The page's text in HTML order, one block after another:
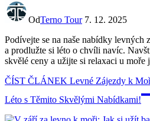
OdTerno Tour 7. 12. 2025
Podívejte se na naše nabídky levných
a prodlužte si léto o chvíli navíc.
skvělé ceny a užijte si relaxaci u moře
ČÍST ČLÁNEK Levné Zájezdy k
Léto s Těmito Skvělými Nabídkami!